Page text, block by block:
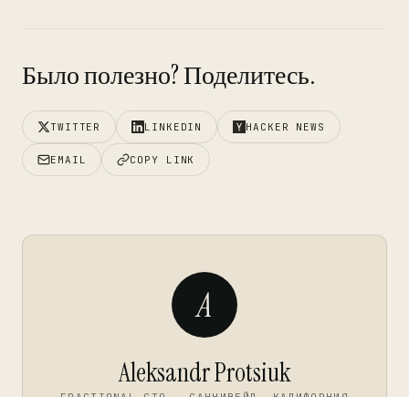
Было полезно? Поделитесь.
TWITTER LINKEDIN HACKER NEWS
EMAIL COPY LINK
A
Aleksandr Protsiuk